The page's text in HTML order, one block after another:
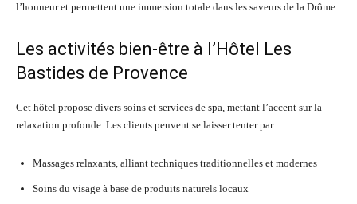
l’honneur et permettent une immersion totale dans les saveurs de la Drôme.
Les activités bien-être à l’Hôtel Les
Bastides de Provence
Cet hôtel propose divers soins et services de spa, mettant l’accent sur la
relaxation profonde. Les clients peuvent se laisser tenter par :
Massages relaxants, alliant techniques traditionnelles et modernes
Soins du visage à base de produits naturels locaux